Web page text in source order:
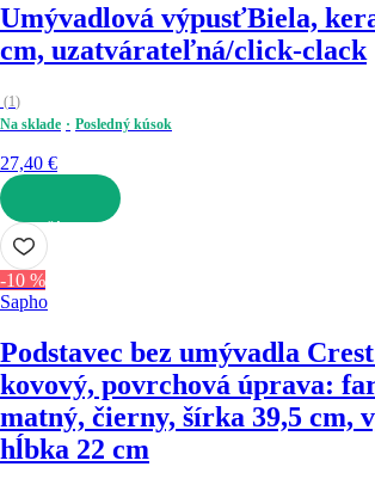
Umývadlová výpusťBiela,
cm, uzatvárateľná/click-clack
(1)
Na sklade
Posledný kúsok
27,40 €
DO KOŠÍKA
-10 %
Sapho
Podstavec bez umývadla Crest
kovový, povrchová úprava:
matný, čierny, šírka 39,5 cm,
hĺbka 22 cm